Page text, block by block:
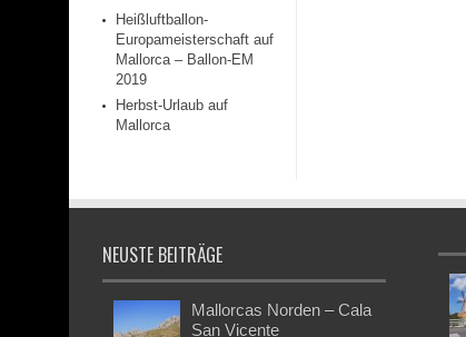
Heißluftballon-
Europameisterschaft auf
Mallorca – Ballon-EM
2019
Herbst-Urlaub auf
Mallorca
NEUSTE BEITRÄGE
Mallorcas Norden – Cala
San Vicente